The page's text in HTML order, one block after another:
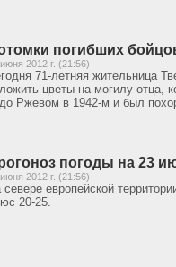
погибших
2012 г. (21:56)
71-летняя жительница
цветы на могилу отца,
Ржевом в 1942-м и был
погоды на 23
2012 г. (21:56)
севере европейской
20-25.